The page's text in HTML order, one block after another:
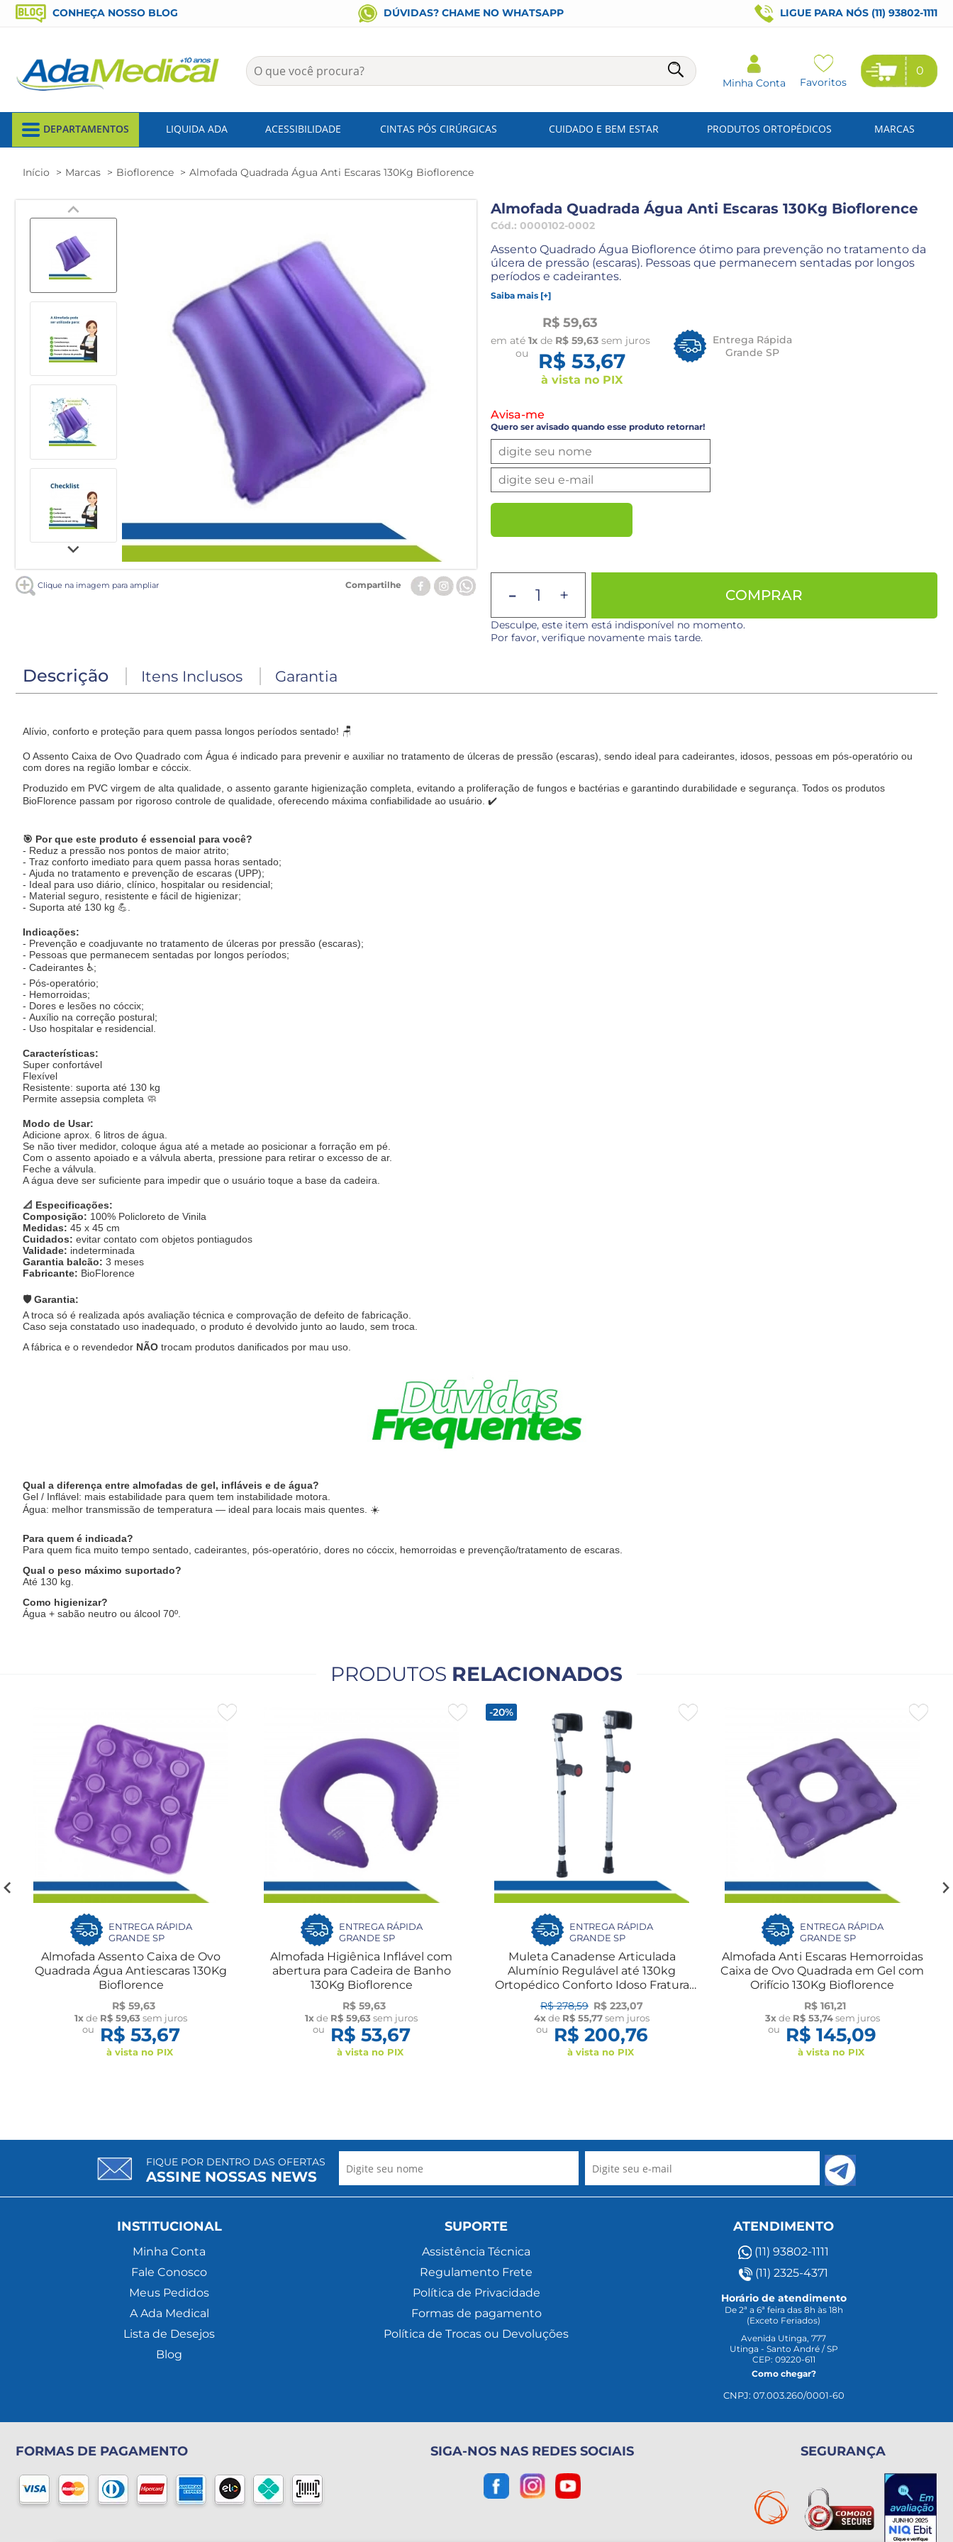
CONHEÇA NOSSO BLOG DÚVIDAS? CHAME NO WHATSAPP LIGUE PARA NÓS (11) 93802-1111
Minha Conta Favoritos
0
DEPARTAMENTOS LIQUIDA ADA ACESSIBILIDADE CINTAS PÓS CIRÚRGICAS CUIDADO E BEM ESTAR PRODUTOS ORTOPÉDICOS MARCAS
Início Marcas Bioflorence Almofada Quadrada Água Anti Escaras 130Kg Bioflorence
Clique na imagem para ampliar Compartilhe
Almofada Quadrada Água Anti Escaras 130Kg Bioflorence
Cód.: 0000102-0002
Assento Quadrado Água Bioflorence ótimo para prevenção no tratamento da
úlcera de pressão (escaras). Pessoas que permanecem sentadas por longos
períodos e cadeirantes.
Saiba mais [+]
Entrega Rápida
Grande SP
R$ 59,63
em até 1xde R$ 59,63sem juros
ou
R$ 53,67
à vista no PIX
Avisa-me
Quero ser avisado quando esse produto retornar!
- + COMPRAR
Desculpe, este item está indisponível no momento.
Por favor, verifique novamente mais tarde.
Descrição Itens Inclusos Garantia
Alívio, conforto e proteção para quem passa longos períodos sentado! 🪑
O Assento Caixa de Ovo Quadrado com Água é indicado para prevenir e auxiliar no tratamento de úlceras de pressão (escaras), sendo ideal para cadeirantes, idosos, pessoas em pós-operatório ou
com dores na região lombar e cóccix.
Produzido em PVC virgem de alta qualidade, o assento garante higienização completa, evitando a proliferação de fungos e bactérias e garantindo durabilidade e segurança. Todos os produtos
BioFlorence passam por rigoroso controle de qualidade, oferecendo máxima confiabilidade ao usuário. ✔️
🎯 Por que este produto é essencial para você?
- Reduz a pressão nos pontos de maior atrito;
- Traz conforto imediato para quem passa horas sentado;
- Ajuda no tratamento e prevenção de escaras (UPP);
- Ideal para uso diário, clínico, hospitalar ou residencial;
- Material seguro, resistente e fácil de higienizar;
- Suporta até 130 kg 💪.
Indicações:
- Prevenção e coadjuvante no tratamento de úlceras por pressão (escaras);
- Pessoas que permanecem sentadas por longos períodos;
- Cadeirantes ♿;
- Pós-operatório;
- Hemorroidas;
- Dores e lesões no cóccix;
- Auxílio na correção postural;
- Uso hospitalar e residencial.
Características:
Super confortável
Flexível
Resistente: suporta até 130 kg
Permite assepsia completa 🧼
Modo de Usar:
Adicione aprox. 6 litros de água.
Se não tiver medidor, coloque água até a metade ao posicionar a forração em pé.
Com o assento apoiado e a válvula aberta, pressione para retirar o excesso de ar.
Feche a válvula.
A água deve ser suficiente para impedir que o usuário toque a base da cadeira.
📐 Especificações:
Composição: 100% Policloreto de Vinila
Medidas: 45 x 45 cm
Cuidados: evitar contato com objetos pontiagudos
Validade: indeterminada
Garantia balcão: 3 meses
Fabricante: BioFlorence
🛡️ Garantia:
A troca só é realizada após avaliação técnica e comprovação de defeito de fabricação.
Caso seja constatado uso inadequado, o produto é devolvido junto ao laudo, sem troca.
A fábrica e o revendedor NÃO trocam produtos danificados por mau uso.
Qual a diferença entre almofadas de gel, infláveis e de água?
Gel / Inflável: mais estabilidade para quem tem instabilidade motora.
Água: melhor transmissão de temperatura — ideal para locais mais quentes. ☀️
Para quem é indicada?
Para quem fica muito tempo sentado, cadeirantes, pós-operatório, dores no cóccix, hemorroidas e prevenção/tratamento de escaras.
Qual o peso máximo suportado?
Até 130 kg.
Como higienizar?
Água + sabão neutro ou álcool 70º.
PRODUTOS RELACIONADOS
ENTREGA RÁPIDA
GRANDE SP
Almofada Assento Caixa de Ovo
Quadrada Água Antiescaras 130Kg
Bioflorence
R$ 59,63
1xde R$ 59,63 sem juros
ou
R$ 53,67
à vista no PIX
ENTREGA RÁPIDA
GRANDE SP
Almofada Higiênica Inflável com
abertura para Cadeira de Banho
130Kg Bioflorence
R$ 59,63
1xde R$ 59,63 sem juros
ou
R$ 53,67
à vista no PIX
-20%
ENTREGA RÁPIDA
GRANDE SP
Muleta Canadense Articulada
Alumínio Regulável até 130kg
Ortopédico Conforto Idoso Fratura
ANVISA Par Dilepé
R$ 278,59 R$ 223,07
4xde R$ 55,77sem juros
ou
R$ 200,76
à vista no PIX
ENTREGA RÁPIDA
GRANDE SP
Almofada Anti Escaras Hemorroidas
Caixa de Ovo Quadrada em Gel com
Orifício 130Kg Bioflorence
R$ 161,21
3xde R$ 53,74sem juros
ou
R$ 145,09
à vista no PIX
FIQUE POR DENTRO DAS OFERTAS
ASSINE NOSSAS NEWS
INSTITUCIONAL
Minha Conta
Fale Conosco
Meus Pedidos
A Ada Medical
Lista de Desejos
Blog
SUPORTE
Assistência Técnica
Regulamento Frete
Política de Privacidade
Formas de pagamento
Política de Trocas ou Devoluções
ATENDIMENTO
(11) 93802-1111
(11) 2325-4371
Horário de atendimento
De 2ª a 6ª feira das 8h às 18h
(Exceto Feriados)
Avenida Utinga, 777
Utinga - Santo André / SP
CEP: 09220-611
Como chegar?
CNPJ: 07.003.260/0001-60
FORMAS DE PAGAMENTO SIGA-NOS NAS REDES SOCIAIS SEGURANÇA